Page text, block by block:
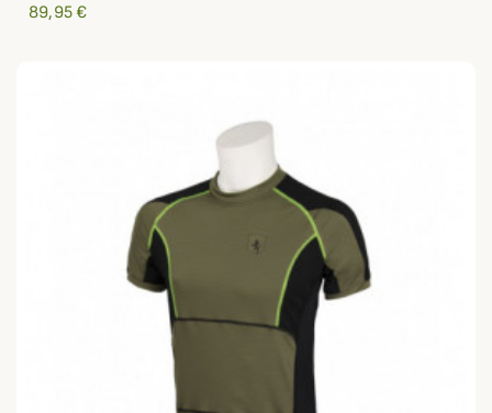
89,95 €